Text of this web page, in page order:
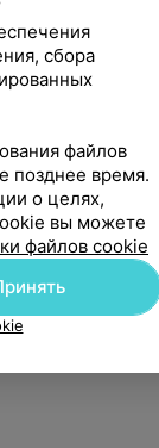
сбора
файлов
позднее время.
о целях,
вы можете
файлов cookie